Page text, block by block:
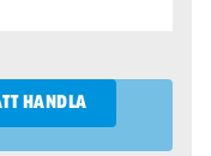
HANDLA